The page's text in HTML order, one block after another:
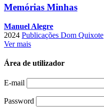
Memórias Minhas
Manuel Alegre
2024 Publicações Dom Quixote
Ver mais
Área de utilizador
E-mail
Password